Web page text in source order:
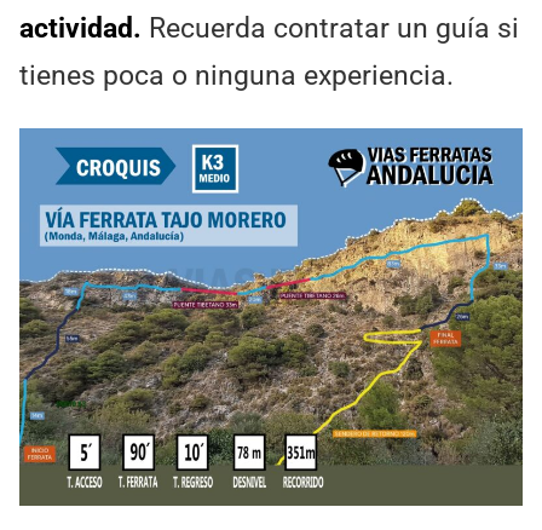
actividad. Recuerda contratar un guía si
tienes poca o ninguna experiencia.